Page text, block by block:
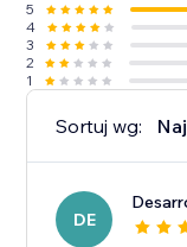
5
4
3
2
1
Sortuj wg:
DE